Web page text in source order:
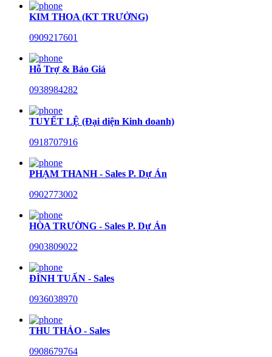
KIM THOA (KT TRƯỞNG)
0909217601
Hỗ Trợ & Báo Giá
0938984282
TUYẾT LỆ (Đại diện Kinh doanh)
0918707916
PHẠM THANH - Sales P. Dự Án
0902773002
HÒA TRƯỜNG - Sales P. Dự Án
0903809022
ĐÌNH TUẤN - Sales
0936038970
THU THẢO - Sales
0908679764